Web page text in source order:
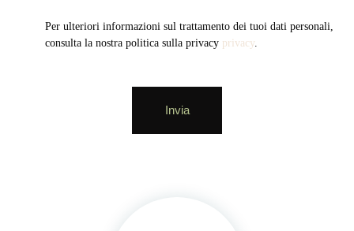
Per ulteriori informazioni sul trattamento dei tuoi dati personali,
consulta la nostra politica sulla privacy privacy
Invia